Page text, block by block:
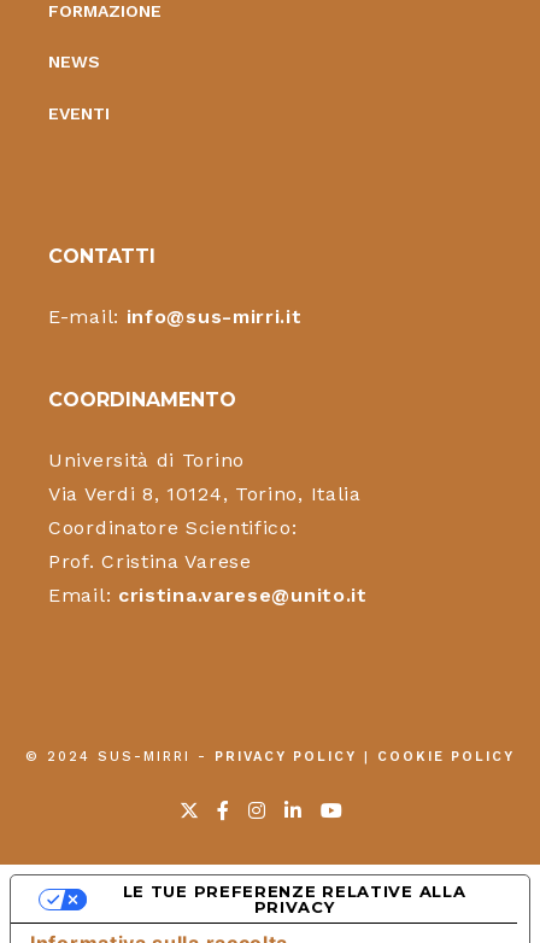
FORMAZIONE
NEWS
EVENTI
CONTATTI
E-mail: info@sus-mirri.it
COORDINAMENTO
Università di Torino
Via Verdi 8, 10124, Torino, Italia
Coordinatore Scientifico:
Prof. Cristina Varese
Email: cristina.varese@unito.it
© 2024 SUS-MIRRI - PRIVACY POLICY COOKIE POLICY
LE TUE PREFERENZE RELATIVE ALLA
PRIVACY